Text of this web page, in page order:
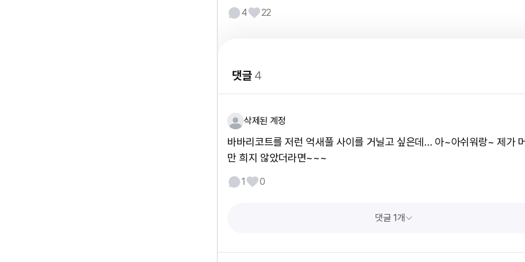
4 22
댓글4
삭제된 계정
바바리코트를 저런 억새풀 사이를 거닐고 싶은데… 아~아쉬워랑~ 제가
만 희지 않았더라면~~~
1 0
댓글 1개